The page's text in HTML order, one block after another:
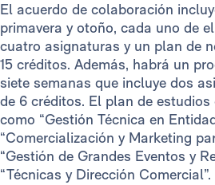
El acuerdo de colaboración
primavera y otoño, cada uno de
cuatro asignaturas y un plan de
15 créditos. Además, habrá un
siete semanas que incluye dos
de 6 créditos. El plan de estudios
como “Gestión Técnica en
“Comercialización y Marketing
“Gestión de Grandes Eventos y
“Técnicas y Dirección Comercial”.